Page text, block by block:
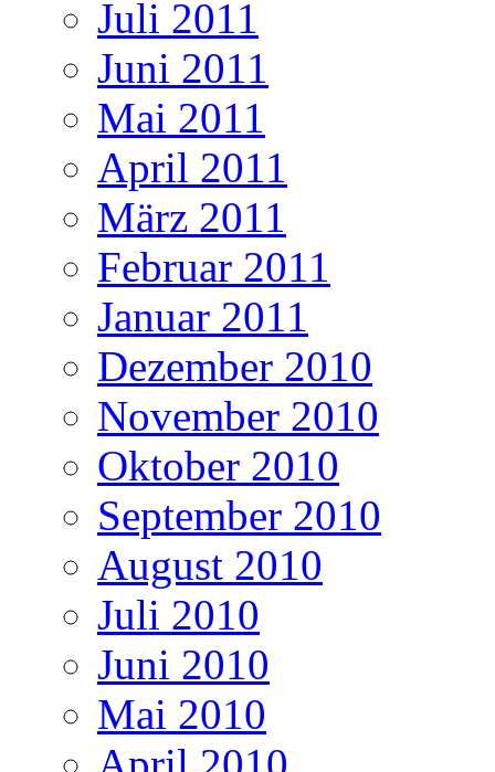
Juli 2011
Juni 2011
Mai 2011
April 2011
März 2011
Februar 2011
Januar 2011
Dezember 2010
November 2010
Oktober 2010
September 2010
August 2010
Juli 2010
Juni 2010
Mai 2010